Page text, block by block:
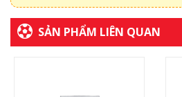
SẢN PHẨM LIÊN QUAN